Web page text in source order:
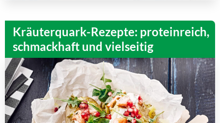
Kräuterquark-Rezepte: proteinreich,
schmackhaft und vielseitig